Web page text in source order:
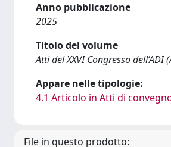
Anno pubblicazione
2025
Titolo del volume
Atti del XXVI Congresso
Appare nelle tipologie:
4.1 Articolo in Atti di
File in questo prodotto: